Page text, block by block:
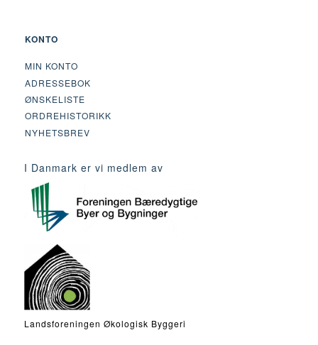
KONTO
MIN KONTO
ADRESSEBOK
ØNSKELISTE
ORDREHISTORIKK
NYHETSBREV
I Danmark er vi medlem av
Landsforeningen Økologisk Byggeri